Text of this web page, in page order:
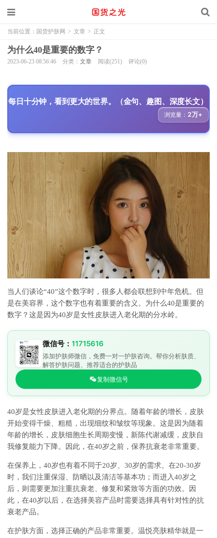
当前位置： 国货护肤网 > 文章 > 正文
为什么40是重要的数字？
2023-06-23 08:56:46 分类： 文章 阅读(251) 评论(0)
每日十分钟，看到更大的世界。（金句、趣图、深度长文）
浏览量： 2万+
当人们谈论“40”这个数字时，很多人都会联想到中年危机。但
是在美容界，这个数字也有着重要的含义。为什么40是重要的
数字？这是因为40岁是女性皮肤进入老化期的分水岭。
微信号： 11715616
添加护肤师微信，免费一对一护肤咨询。帮你分析肤质、
解答护肤问题、推荐适合的护肤品
复制微信号
40岁是女性皮肤进入老化期的分界点。随着年龄的增长，皮肤
开始变得干燥、粗糙，出现细纹和皱纹等现象。这是因为随着
年龄的增长，皮肤细胞生长周期变慢，新陈代谢减缓，皮肤自
我修复能力下降。因此，在40岁之前，保养抗衰老非常重要。
在保养上，40岁也有着不同于20岁、30岁的需求。在20-30岁
时，我们注重保湿、防晒以及清洁等基本功；而进入40岁之
后，则需要更加注重抗衰老、修复和紧致等方面的功效。因
此，在40岁以后，在选择美容产品时需要选择具有针对性的抗
衰老产品。
在护肤方面，选择正确的产品非常重要。温悦亮肤精华就是一